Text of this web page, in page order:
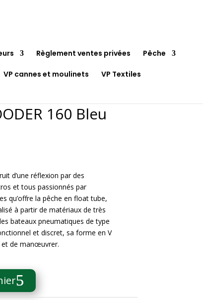
Règlement ventes privées Pêche
VP cannes et moulinets VP Textiles
160 Bleu
d’une réflexion par des
et tous passionnés par
qu’offre la pêche en float tube,
à partir de matériaux de très
bateaux pneumatiques de type
et discret, sa forme en V
et de manœuvrer.